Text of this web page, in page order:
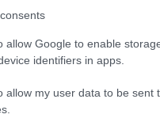
allow Google to enable
identifiers in apps.
allow my user data to be sent
EBITDA στο α'
στα 550 εκατ. ευρώ